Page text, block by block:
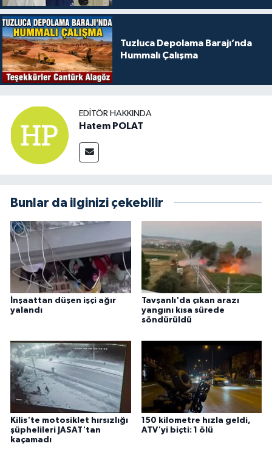
Tuzluca Depolama Barajı’nda
Hummalı Çalışma
EDITÖR HAKKINDA
Hatem POLAT
Bunlar da ilginizi çekebilir
İnşaattan düşen işçi ağır
yalandı
Tavşanlı'da çıkan arazı
yangını kısa sürede
söndürüldü
Kilis'te motosiklet hırsızlığı
şüphelileri JASAT'tan
kaçamadı
150 kilometre hızla geldi,
ATV'yi biçti: 1 ölü